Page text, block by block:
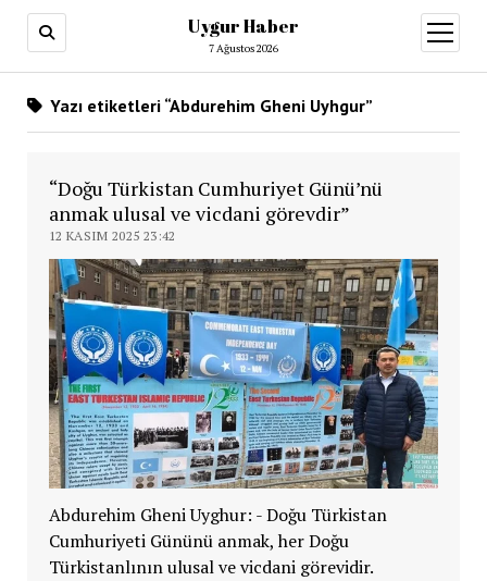
Uygur Haber
7 Ağustos 2026
aç
Yazı etiketleri “Abdurehim Gheni Uyhgur”
“Doğu Türkistan Cumhuriyet Günü’nü
anmak ulusal ve vicdani görevdir”
12 KASIM 2025 23:42
Abdurehim Gheni Uyghur: - Doğu Türkistan
Cumhuriyeti Gününü anmak, her Doğu
Türkistanlının ulusal ve vicdani görevidir.